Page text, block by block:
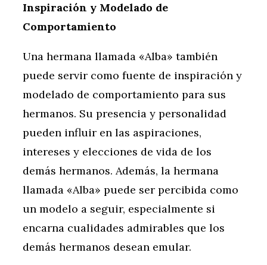
Inspiración y Modelado de
Comportamiento
Una hermana llamada «Alba» también
puede servir como fuente de inspiración y
modelado de comportamiento para sus
hermanos. Su presencia y personalidad
pueden influir en las aspiraciones,
intereses y elecciones de vida de los
demás hermanos. Además, la hermana
llamada «Alba» puede ser percibida como
un modelo a seguir, especialmente si
encarna cualidades admirables que los
demás hermanos desean emular.